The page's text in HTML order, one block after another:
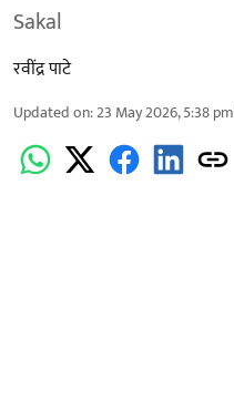
Sakal
रवींद्र पाटे
Updated on:23 May 2026, 5:38 pm